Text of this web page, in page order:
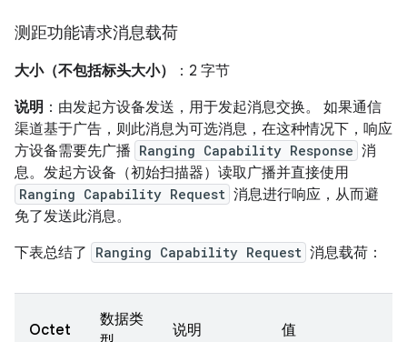
测距功能请求消息载荷
大小（不包括标头大小）
：2 字节
说明 ：由发起方设备发送，用于发起消息交换。 如果通信
渠道基于广告，则此消息为可选消息，在这种情况下，响应
方设备需要先广播 Ranging Capability Response 消
息。发起方设备（初始扫描器）读取广播并直接使用
Ranging Capability Request 消息进行响应，从而避
免了发送此消息。
下表总结了
Ranging Capability Request 消息载荷：
Octet
数据类
说明 值